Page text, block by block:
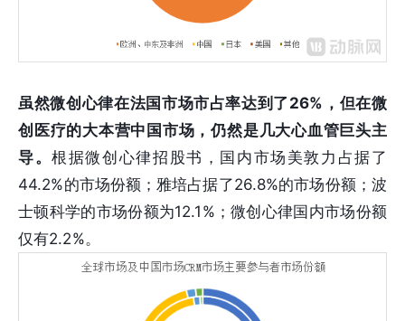
虽然微创心律在法国市场市占率达到了26%，但在微
创医疗的大本营中国市场，仍然是几大心血管巨头主
导。根据微创心律招股书，国内市场美敦力占据了
44.2%的市场份额；雅培占据了26.8%的市场份额；波
士顿科学的市场份额为12.1%；微创心律国内市场份额
仅有2.2%。